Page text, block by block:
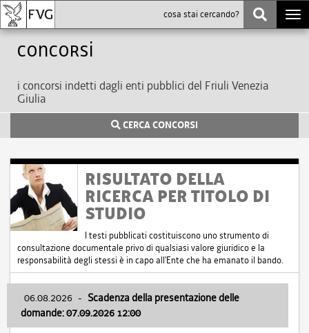
Concorsi
i concorsi indetti dagli enti pubblici del Friuli Venezia
Giulia
CERCA CONCORSI
RISULTATO DELLA
RICERCA PER TITOLO DI
STUDIO
I testi pubblicati costituiscono uno strumento di
consultazione documentale privo di qualsiasi valore giuridico e la
responsabilità degli stessi è in capo all'Ente che ha emanato il bando.
06.08.2026 - Scadenza della presentazione delle
domande: 07.09.2026 12:00